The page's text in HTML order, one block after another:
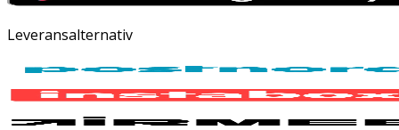
Leveransalternativ